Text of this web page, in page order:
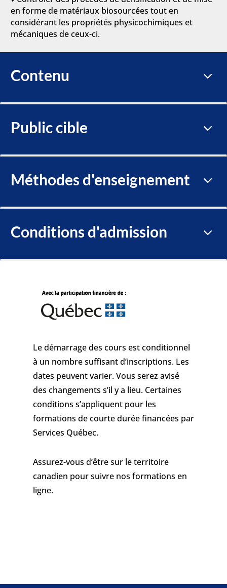
en forme de matériaux biosourcées tout en
considérant les propriétés physicochimiques et
mécaniques de ceux-ci.
Contenu 3
Public cible 3
Méthodes d'enseignement 3
Conditions d'admission 3
Le démarrage des cours est conditionnel
à un nombre suffisant d’inscriptions. Les
dates peuvent varier. Vous serez avisé
des changements s’il y a lieu. Certaines
conditions s’appliquent pour les
formations de courte durée financées par
Services Québec.
Assurez-vous d’être sur le territoire
canadien pour suivre nos formations en
ligne.